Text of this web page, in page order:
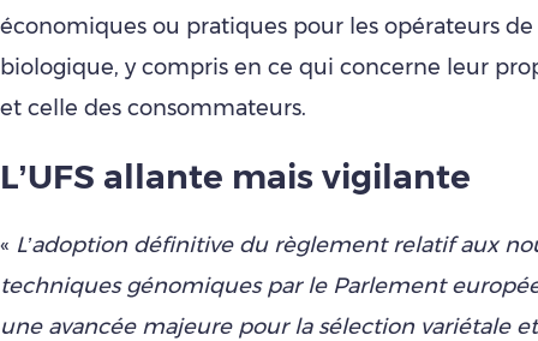
économiques ou pratiques pour les opérateurs
biologique, y compris en ce qui concerne leur
et celle des consommateurs.
L’UFS allante mais vigilante
« L’adoption définitive du règlement relatif aux
techniques génomiques par le Parlement
une avancée majeure pour la sélection variétale